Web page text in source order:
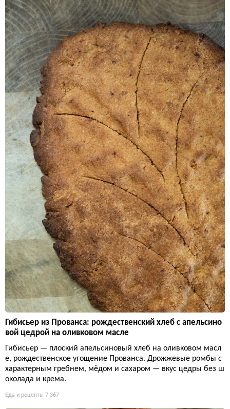
Гибисьер из Прованса: рождественский хлеб с апельсино
вой цедрой на оливковом масле
Гибисьер — плоский апельсиновый хлеб на оливковом масл
е, рождественское угощение Прованса. Дрожжевые ромбы с
характерным гребнем, мёдом и сахаром — вкус цедры без ш
околада и крема.
Еда и рецепты 7 367